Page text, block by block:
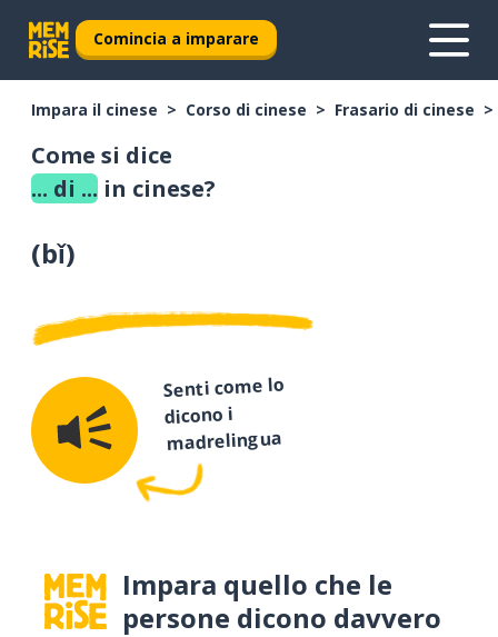
Comincia a imparare
Impara il cinese Corso di cinese Frasario di cinese
Come si dice
... di ... in cinese?
(bǐ)
Senti come lo
dicono i
madrelingua
Impara quello che le
persone dicono davvero